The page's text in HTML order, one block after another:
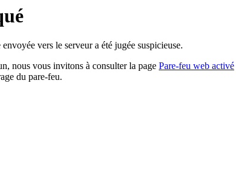
vers le serveur a été jugée suspicieuse.
nous vous invitons à consulter la page Pare-feu web activé
du pare-feu.